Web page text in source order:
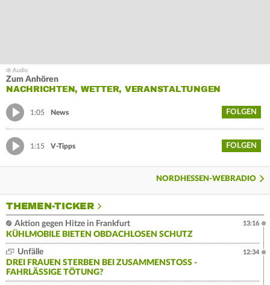
Zum Anhören
NACHRICHTEN, WETTER, VERANSTALTUNGEN
1:05 News FOLGEN
1:15 V-Tipps FOLGEN
NORDHESSEN-WEBRADIO
THEMEN-TICKER
Aktion gegen Hitze in Frankfurt
KÜHLMOBILE BIETEN OBDACHLOSEN SCHUTZ
13:16
Unfälle
DREI FRAUEN STERBEN BEI ZUSAMMENSTOSS - F
AHRLÄSSIGE TÖTUNG?
12:34